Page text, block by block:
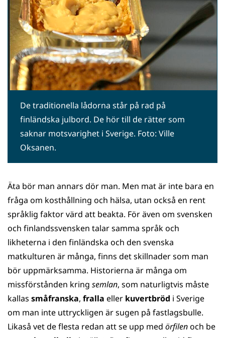
De traditionella lådorna står på rad på
finländska julbord. De hör till de rätter som
saknar motsvarighet i Sverige. Foto: Ville
Oksanen.
Äta bör man annars dör man. Men mat är inte bara en
fråga om kosthållning och hälsa, utan också en rent
språklig faktor värd att beakta. För även om svensken
och finlandssvensken talar samma språk och
likheterna i den finländska och den svenska
matkulturen är många, finns det skillnader som man
bör uppmärksamma. Historierna är många om
missförstånden kring semlan, som naturligtvis måste
kallas småfranska, fralla eller kuvertbröd i Sverige
om man inte uttryckligen är sugen på fastlagsbulle.
Likaså vet de flesta redan att se upp med örfilenoch be